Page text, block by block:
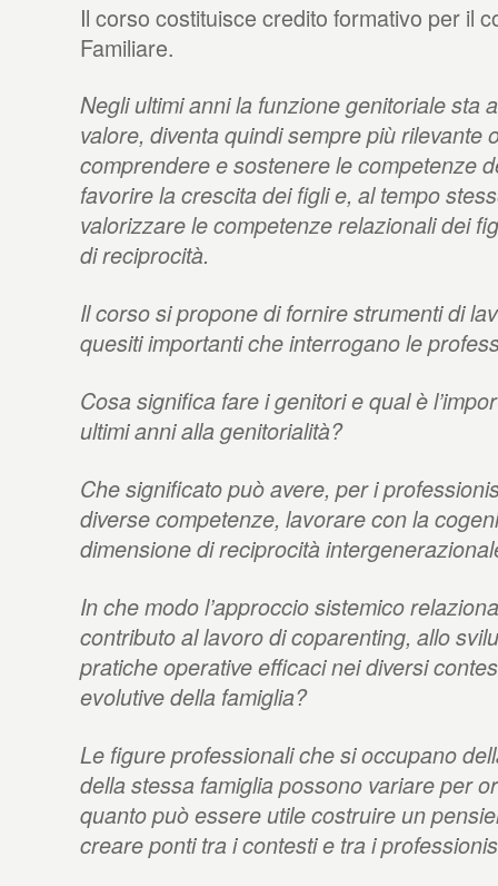
Il corso costituisce credito formativo per il
Familiare.
Negli ultimi anni la funzione genitoriale sta
valore, diventa quindi sempre più rilevante
comprendere e sostenere le competenze
favorire la crescita dei figli e, al tempo
valorizzare le competenze relazionali dei
di reciprocità.
Il corso si propone di fornire strumenti di
quesiti importanti che interrogano le
Cosa significa fare i genitori e qual è
ultimi anni alla genitorialità?
Che significato può avere, per i
diverse competenze, lavorare con la
dimensione di reciprocità
In che modo l’approccio sistemico
contributo al lavoro di coparenting, allo
pratiche operative efficaci nei diversi
evolutive della famiglia?
Le figure professionali che si occupano
della stessa famiglia possono variare per
quanto può essere utile costruire un
creare ponti tra i contesti e tra i